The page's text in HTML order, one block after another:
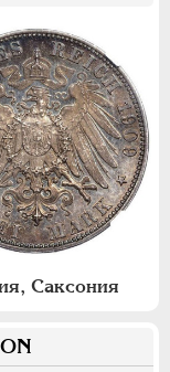
Саксония